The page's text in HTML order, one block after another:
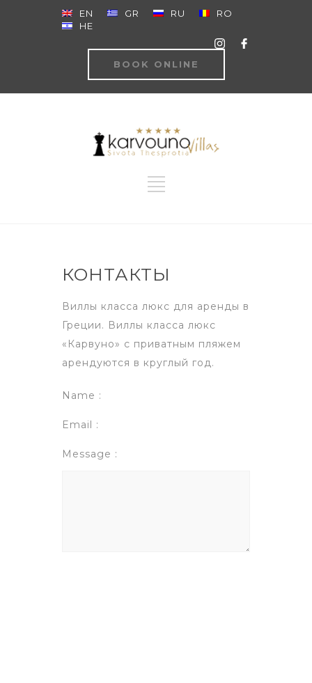
EN GR RU
RO
HE
BOOK ONLINE
КОНТАКТЫ
Виллы класса люкс для аренды в
Греции. Виллы класса люкс
«Карвуно» с приватным пляжем
арендуются в круглый год.
Name :
Email :
Message :